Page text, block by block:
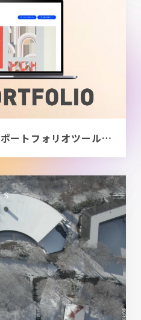
[PR]クリエイター向けポートフォリオツール｜BRIK PORTFOLIO